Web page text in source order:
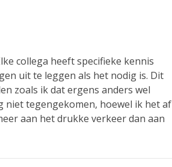
collega heeft specifieke kennis
uit te leggen als het nodig is. Dit
zoals ik dat ergens anders wel
niet tegengekomen, hoewel ik het af
aan het drukke verkeer dan aan